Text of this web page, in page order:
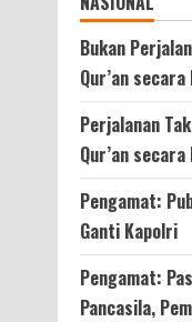
Bukan
Qur’an
Perjalanan
Qur’an
Pengamat:
Ganti Kapolri
Pengamat:
Pancasila,